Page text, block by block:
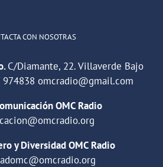
CON NOSOTRAS
C/Diamante, 22. Villaverde Bajo
974838 omcradio@gmail.com
OMC Radio
y Diversidad OMC Radio